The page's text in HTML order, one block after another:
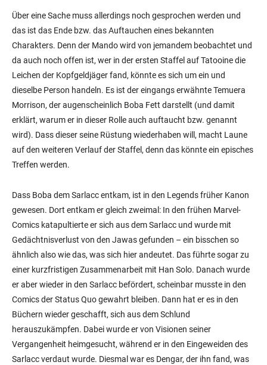
Über eine Sache muss allerdings noch gesprochen werden und
das ist das Ende bzw. das Auftauchen eines bekannten
Charakters. Denn der Mando wird von jemandem beobachtet und
da auch noch offen ist, wer in der ersten Staffel auf Tatooine die
Leichen der Kopfgeldjäger fand, könnte es sich um ein und
dieselbe Person handeln. Es ist der eingangs erwähnte Temuera
Morrison, der augenscheinlich Boba Fett darstellt (und damit
erklärt, warum er in dieser Rolle auch auftaucht bzw. genannt
wird). Dass dieser seine Rüstung wiederhaben will, macht Laune
auf den weiteren Verlauf der Staffel, denn das könnte ein episches
Treffen werden.
Dass Boba dem Sarlacc entkam, ist in den Legends früher Kanon
gewesen. Dort entkam er gleich zweimal: In den frühen Marvel-
Comics katapultierte er sich aus dem Sarlacc und wurde mit
Gedächtnisverlust von den Jawas gefunden – ein bisschen so
ähnlich also wie das, was sich hier andeutet. Das führte sogar zu
einer kurzfristigen Zusammenarbeit mit Han Solo. Danach wurde
er aber wieder in den Sarlacc befördert, scheinbar musste in den
Comics der Status Quo gewahrt bleiben. Dann hat er es in den
Büchern wieder geschafft, sich aus dem Schlund
herauszukämpfen. Dabei wurde er von Visionen seiner
Vergangenheit heimgesucht, während er in den Eingeweiden des
Sarlacc verdaut wurde. Diesmal war es Dengar, der ihn fand, was